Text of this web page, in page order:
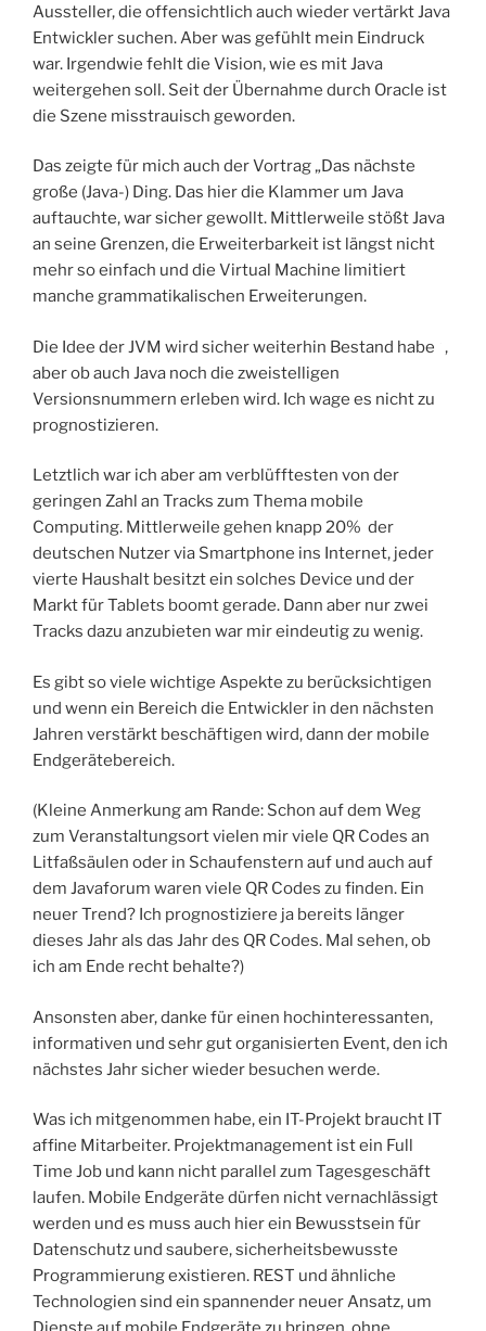
Aussteller, die offensichtlich auch wieder vertärkt Java
Entwickler suchen. Aber was gefühlt mein Eindruck
war. Irgendwie fehlt die Vision, wie es mit Java
weitergehen soll. Seit der Übernahme durch Oracle ist
die Szene misstrauisch geworden.
Das zeigte für mich auch der Vortrag „Das nächste
große (Java-) Ding. Das hier die Klammer um Java
auftauchte, war sicher gewollt. Mittlerweile stößt Java
an seine Grenzen, die Erweiterbarkeit ist längst nicht
mehr so einfach und die Virtual Machine limitiert
manche grammatikalischen Erweiterungen.
Die Idee der JVM wird sicher weiterhin Bestand haben ,
aber ob auch Java noch die zweistelligen
Versionsnummern erleben wird. Ich wage es nicht zu
prognostizieren.
Letztlich war ich aber am verblüfftesten von der
geringen Zahl an Tracks zum Thema mobile
Computing. Mittlerweile gehen knapp 20% der
deutschen Nutzer via Smartphone ins Internet, jeder
vierte Haushalt besitzt ein solches Device und der
Markt für Tablets boomt gerade. Dann aber nur zwei
Tracks dazu anzubieten war mir eindeutig zu wenig.
Es gibt so viele wichtige Aspekte zu berücksichtigen
und wenn ein Bereich die Entwickler in den nächsten
Jahren verstärkt beschäftigen wird, dann der mobile
Endgerätebereich.
(Kleine Anmerkung am Rande: Schon auf dem Weg
zum Veranstaltungsort vielen mir viele QR Codes an
Litfaßsäulen oder in Schaufenstern auf und auch auf
dem Javaforum waren viele QR Codes zu finden. Ein
neuer Trend? Ich prognostiziere ja bereits länger
dieses Jahr als das Jahr des QR Codes. Mal sehen, ob
ich am Ende recht behalte?)
Ansonsten aber, danke für einen hochinteressanten,
informativen und sehr gut organisierten Event, den ich
nächstes Jahr sicher wieder besuchen werde.
Was ich mitgenommen habe, ein IT-Projekt braucht IT
affine Mitarbeiter. Projektmanagement ist ein Full
Time Job und kann nicht parallel zum Tagesgeschäft
laufen. Mobile Endgeräte dürfen nicht vernachlässigt
werden und es muss auch hier ein Bewusstsein für
Datenschutz und saubere, sicherheitsbewusste
Programmierung existieren. REST und ähnliche
Technologien sind ein spannender neuer Ansatz, um